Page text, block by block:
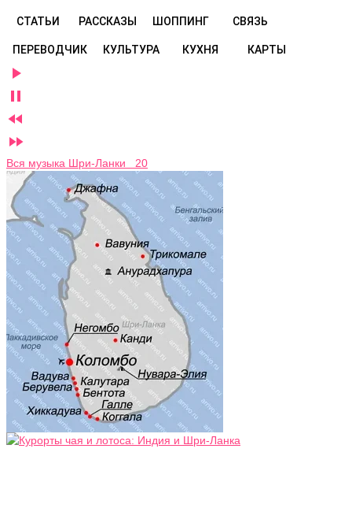
СТАТЬИ РАССКАЗЫ ШОППИНГ СВЯЗЬ
ПЕРЕВОДЧИК КУЛЬТУРА КУХНЯ КАРТЫ




Вся музыка Шри-Ланки 20